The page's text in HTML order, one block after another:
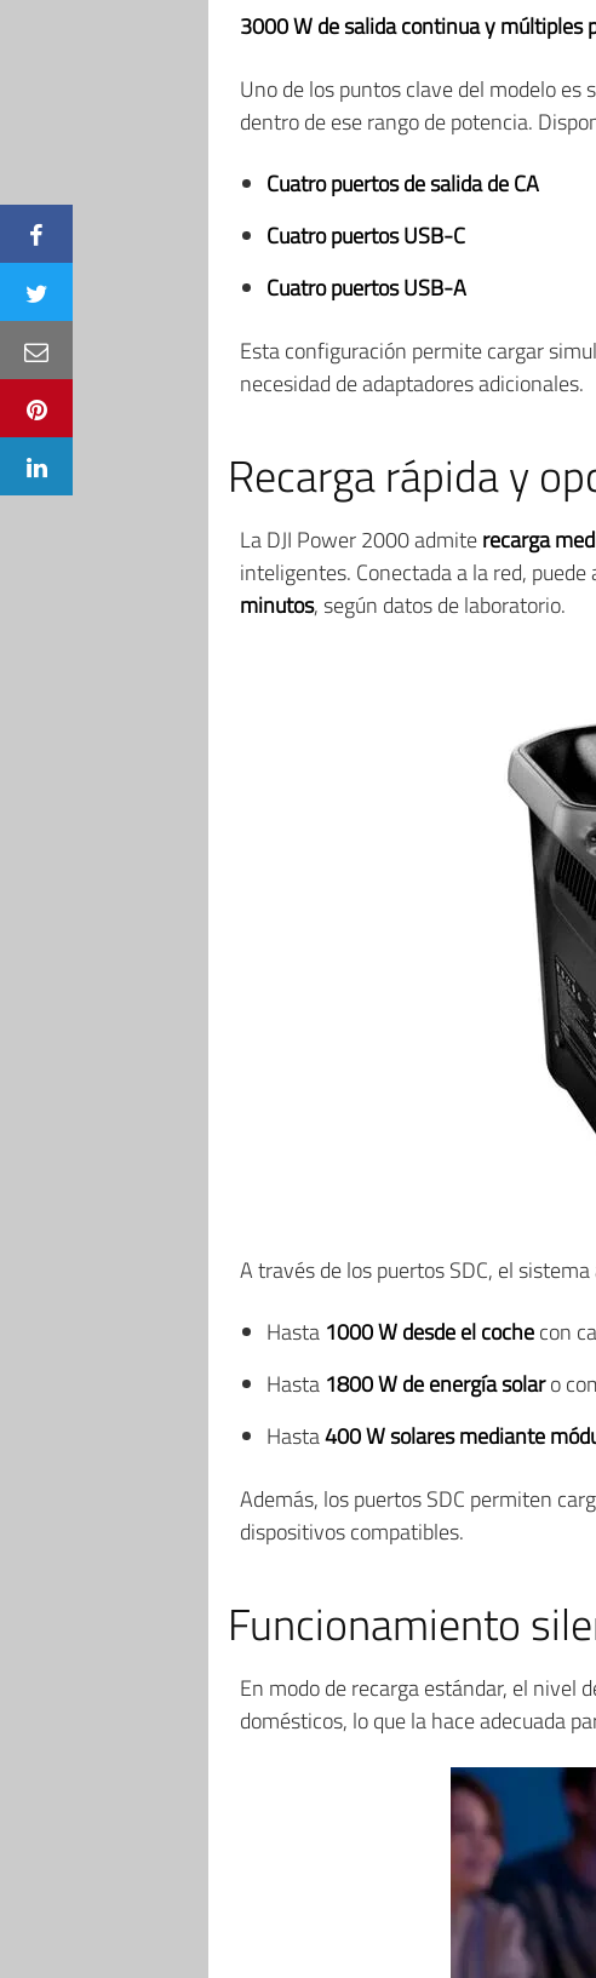
3000 W de salida continua y múltiples
Uno de los puntos clave del modelo es
dentro de ese rango de potencia.
Cuatro puertos de salida de CA
Cuatro puertos USB-C
Cuatro puertos USB-A
Esta configuración permite cargar
necesidad de adaptadores adicionales.
Recarga rápida y
La DJI Power 2000 admiterecarga
inteligentes. Conectada a la red, puede
minutos, según datos de laboratorio.
A través de los puertos SDC, el
Hasta 1000 W desde el cochecon
Hasta 1800 W de energía solaro
Hasta400 W solares mediante
Además, los puertos SDC permiten
dispositivos compatibles.
Funcionamiento
En modo de recarga estándar, el nivel
domésticos, lo que la hace adecuada